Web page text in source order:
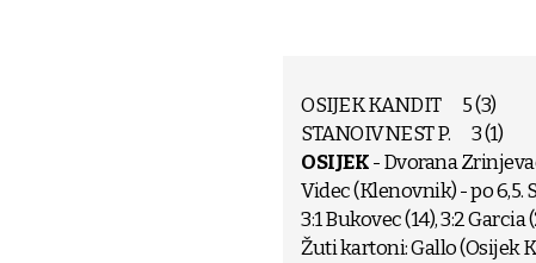
OSIJEK KANDIT 5 (3)
STANOIVNEST P. 3 (1)
OSIJEK- Dvorana
Videc (Klenovnik) - po 6,5.
3:1 Bukovec (14), 3:2 Garcia
Žuti kartoni: Gallo (Osijek